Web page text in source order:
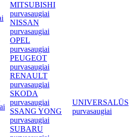
MITSUBISHI
purvasaugiai
NISSAN
purvasaugiai
OPEL
purvasaugiai
PEUGEOT
purvasaugiai
RENAULT
purvasaugiai
SKODA
purvasaugiai
SSANG YONG
purvasaugiai
SUBARU
UNIVERSALŪS
purvasaugiai